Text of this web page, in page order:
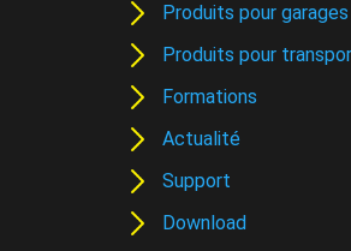
Produits pour garages
Produits pour
Formations
Actualité
Support
Download